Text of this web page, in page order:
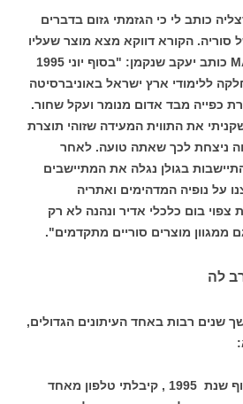
כותב לי כי הגזמתי גזום בדברים
הקורא דווקא מצא מוצר שעליו
הכתובת .MADE IN SYRIA כותב יעקב שנקמן: "בסוף יוני 1995
ללימודי ארץ ישראל באוניברסיטה
כפייה מבד אדום מנומר ועקל שחור.
את התווית המעידה שזוהי תוצרת
ניצחת לכך שאתה טועה. לאחר
בגולן נגלה את המתיישבים
על נופיה המדהימים ואתריה
צפוי בום כלכלי אדיר ונהנה לא רק
מוצרים סוריים מתקדמים".
לה
שנים רבות באחד העיתונים הגדולים,
באחד הימים, זה היה בסוף שנת 1995 , קיבלתי טלפון מאחד